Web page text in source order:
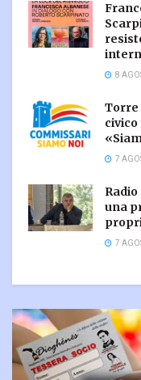
8
Torre
civico
7
una
7